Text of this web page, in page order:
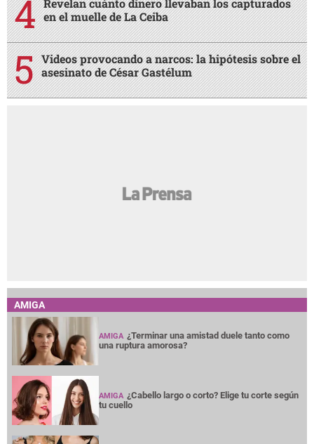
en el muelle de La Ceiba
Videos provocando a narcos: la hipótesis sobre el
asesinato de César Gastélum
AMIGA
AMIGA ¿Terminar una amistad duele tanto como
una ruptura amorosa?
AMIGA ¿Cabello largo o corto? Elige tu corte según
tu cuello